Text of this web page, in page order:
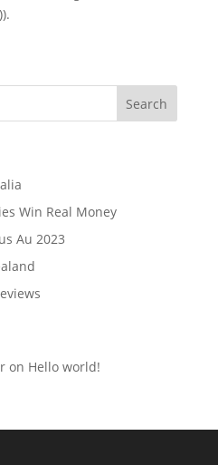
Win Real Money
Au 2023
on Hello world!